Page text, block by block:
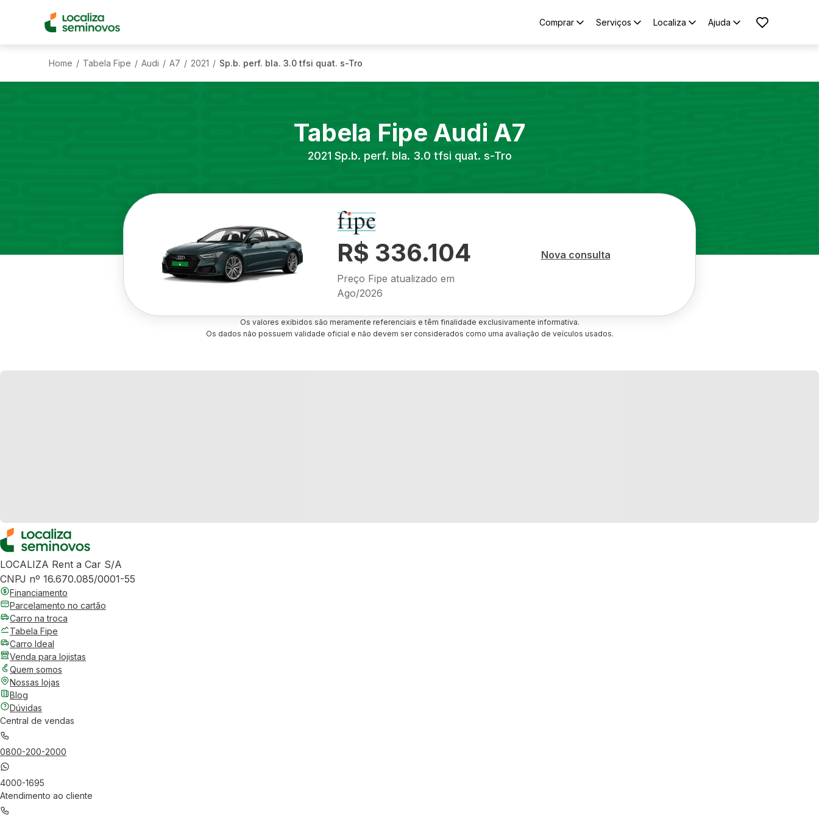
Comprar Serviços Localiza Ajuda
Home / Tabela Fipe / Audi / A7 / 2021 / Sp.b. perf. bla. 3.0 tfsi quat. s-Tro
Tabela Fipe Audi A7
2021 Sp.b. perf. bla. 3.0 tfsi quat. s-Tro
R$ 336.104
Preço Fipe atualizado em
Ago/2026
Nova consulta
Os valores exibidos são meramente referenciais e têm finalidade exclusivamente informativa.
Os dados não possuem validade oficial e não devem ser considerados como uma avaliação de veículos usados.
LOCALIZA Rent a Car S/A
CNPJ nº 16.670.085/0001-55
Financiamento
Parcelamento no cartão
Carro na troca
Tabela Fipe
Carro Ideal
Venda para lojistas
Quem somos
Nossas lojas
Blog
Dúvidas
Central de vendas
0800-200-2000
4000-1695
Atendimento ao cliente